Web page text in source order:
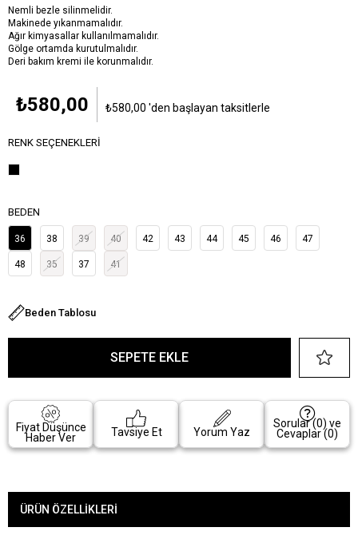
Nemli bezle silinmelidir.
Makinede yıkanmamalıdır.
Ağır kimyasallar kullanılmamalıdır.
Gölge ortamda kurutulmalıdır.
Deri bakım kremi ile korunmalıdır.
₺580,00 ₺580,00 'den başlayan taksitlerle
RENK SEÇENEKLERI
BEDEN
36 38 39 40 42 43 44 45 46 47
48 35 37 41
Beden Tablosu
Fiyat Düşünce
Haber Ver
Tavsiye Et Yorum Yaz
Sorular (0) ve
Cevaplar (0)
ÜRÜN ÖZELLIKLERI